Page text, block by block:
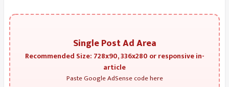
Single Post Ad Area
Recommended Size: 728x90, 336x280 or responsive in-
article
Paste Google AdSense code here